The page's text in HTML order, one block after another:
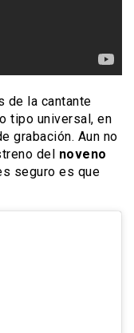
de la cantante
tipo universal, en
grabación. Aun no
del noveno
seguro es que